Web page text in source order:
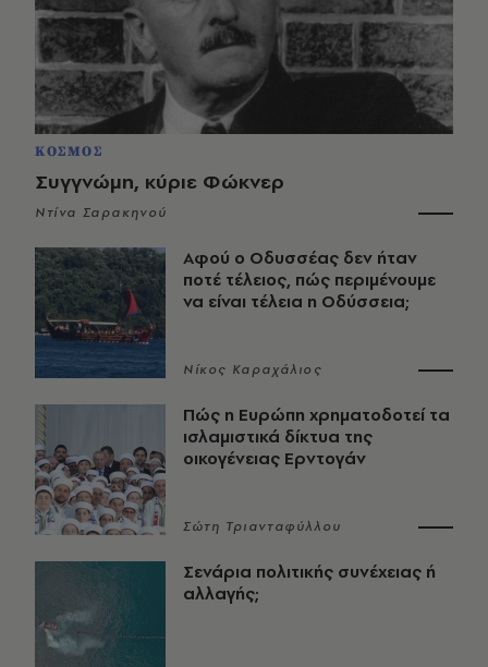
ΚΟΣΜΟΣ
Συγγνώμη, κύριε Φώκνερ
Ντίνα Σαρακηνού
Αφού ο Οδυσσέας δεν ήταν
ποτέ τέλειος, πώς περιμένουμε
να είναι τέλεια η Οδύσσεια;
Νίκος Καραχάλιος
Πώς η Ευρώπη χρηματοδοτεί τα
ισλαμιστικά δίκτυα της
οικογένειας Ερντογάν
Σώτη Τριανταφύλλου
Σενάρια πολιτικής συνέχειας ή
αλλαγής;